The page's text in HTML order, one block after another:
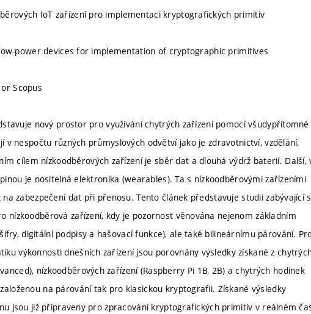
IoT zařízení pro implementaci kryptografických primitiv
power devices for implementation of cryptographic primitives
Scopus
nový prostor pro využívání chytrých zařízení pomocí všudypřítomné
v nespočtu různých průmyslových odvětví jako je zdravotnictví, vzdělání,
cílem nízkoodběrových zařízení je sběr dat a dlouhá výdrž baterií. Další,
je nositelná elektronika (wearables). Ta s nízkoodběrovými zařízeními
zabezpečení dat při přenosu. Tento článek představuje studii zabývající
zařízení, kdy je pozornost věnována nejenom základním
digitální podpisy a hašovací funkce), ale také bilineárnímu párování.
výkonnosti dnešních zařízení jsou porovnány výsledky získané z
nízkoodběrových zařízení (Raspberry Pi 1B, 2B) a chytrých hodinek
na párování tak pro klasickou kryptografii. Získané výsledky
jsou již připraveny pro zpracování kryptografických primitiv v reálném